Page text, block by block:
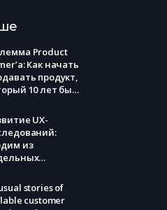
Product
Как начать
продукт,
10 лет был
и
точек роста
сложных
или
на
Сажина)
UX-
из
В чем
stories of
customer